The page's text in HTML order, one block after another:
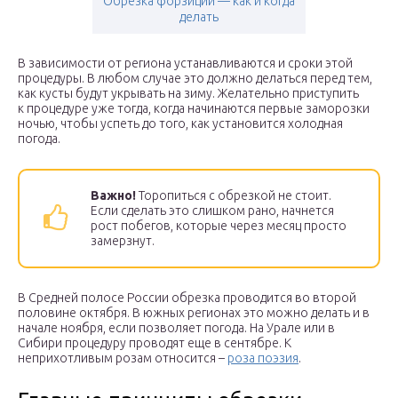
делать
В зависимости от региона устанавливаются и сроки этой
процедуры. В любом случае это должно делаться перед тем,
как кусты будут укрывать на зиму. Желательно приступить
к процедуре уже тогда, когда начинаются первые заморозки
ночью, чтобы успеть до того, как установится холодная
погода.
Важно!Торопиться с обрезкой не стоит.
Если сделать это слишком рано, начнется
рост побегов, которые через месяц просто
замерзнут.
В Средней полосе России обрезка проводится во второй
половине октября. В южных регионах это можно делать и в
начале ноября, если позволяет погода. На Урале или в
Сибири процедуру проводят еще в сентябре. К
неприхотливым розам относится – роза поэзия.